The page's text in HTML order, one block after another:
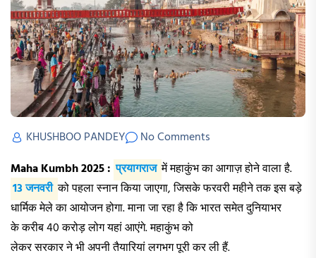
KHUSHBOO PANDEY
No Comments
Maha Kumbh 2025 : प्रयागराज में महाकुंभ का आगाज़ होने वाला है.
13 जनवरी को पहला स्नान किया जाएगा, जिसके फरवरी महीने तक इस बड़े
धार्मिक मेले का आयोजन होगा. माना जा रहा है कि भारत समेत दुनियाभर
के करीब 40 करोड़ लोग यहां आएंगे. महाकुंभ को
लेकर सरकार ने भी अपनी तैयारियां लगभग पूरी कर ली हैं.